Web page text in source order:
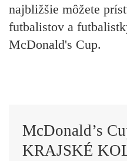
najbližšie môžete
futbalistov a
McDonald's Cup.
McDonald’s
KRAJSKÉ